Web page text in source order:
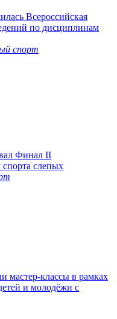
Всероссийская
по дисциплинам
спорт
Финал II
спорта слепых
мастер-классы в рамках
и молодёжи с